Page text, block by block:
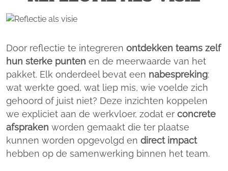
Door reflectie te integreren ontdekken teams zelf
hun sterke punten en de meerwaarde van het
pakket. Elk onderdeel bevat een nabespreking:
wat werkte goed, wat liep mis, wie voelde zich
gehoord of juist niet? Deze inzichten koppelen
we expliciet aan de werkvloer, zodat er concrete
afspraken worden gemaakt die ter plaatse
kunnen worden opgevolgd en direct impact
hebben op de samenwerking binnen het team.